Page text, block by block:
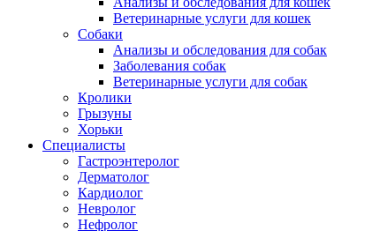
Ветеринарные услуги для кошек
Собаки
Анализы и обследования для собак
Заболевания собак
Ветеринарные услуги для собак
Кролики
Грызуны
Хорьки
Специалисты
Гастроэнтеролог
Дерматолог
Кардиолог
Невролог
Нефролог